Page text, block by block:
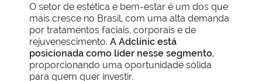
O setor de estética e bem-estar é um dos que
mais cresce no Brasil, com uma alta demanda
por tratamentos faciais, corporais e de
rejuvenescimento. A Adclinic está
posicionada como líder nesse segmento,
proporcionando uma oportunidade sólida
para quem quer investir.